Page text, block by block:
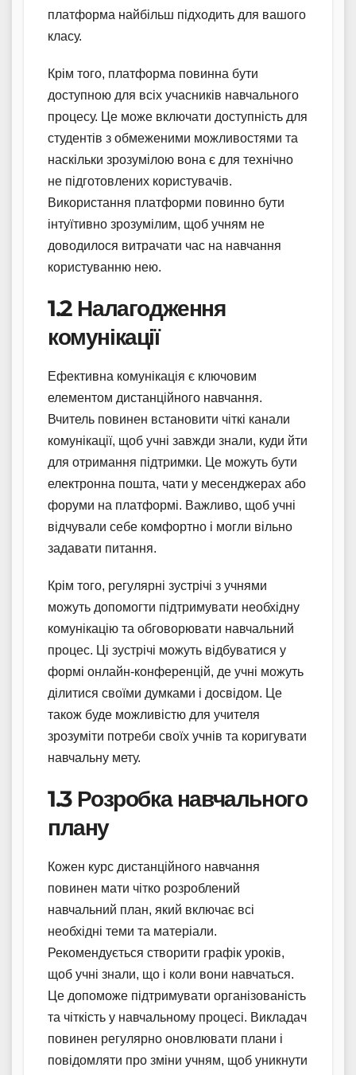
платформа найбільш підходить для вашого
класу.
Крім того, платформа повинна бути
доступною для всіх учасників навчального
процесу. Це може включати доступність для
студентів з обмеженими можливостями та
наскільки зрозумілою вона є для технічно
не підготовлених користувачів.
Використання платформи повинно бути
інтуїтивно зрозумілим, щоб учням не
доводилося витрачати час на навчання
користуванню нею.
1.2 Налагодження
комунікації
Ефективна комунікація є ключовим
елементом дистанційного навчання.
Вчитель повинен встановити чіткі канали
комунікації, щоб учні завжди знали, куди йти
для отримання підтримки. Це можуть бути
електронна пошта, чати у месенджерах або
форуми на платформі. Важливо, щоб учні
відчували себе комфортно і могли вільно
задавати питання.
Крім того, регулярні зустрічі з учнями
можуть допомогти підтримувати необхідну
комунікацію та обговорювати навчальний
процес. Ці зустрічі можуть відбуватися у
формі онлайн-конференцій, де учні можуть
ділитися своїми думками і досвідом. Це
також буде можливістю для учителя
зрозуміти потреби своїх учнів та коригувати
навчальну мету.
1.3 Розробка навчального
плану
Кожен курс дистанційного навчання
повинен мати чітко розроблений
навчальний план, який включає всі
необхідні теми та матеріали.
Рекомендується створити графік уроків,
щоб учні знали, що і коли вони навчаться.
Це допоможе підтримувати організованість
та чіткість у навчальному процесі. Викладач
повинен регулярно оновлювати плани і
повідомляти про зміни учням, щоб уникнути